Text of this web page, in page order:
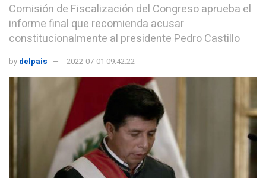
Comisión de Fiscalización del Congreso aprueba el
informe final que recomienda acusar
constitucionalmente al presidente Pedro Castillo
by delpais 2022-07-01 09:42:22